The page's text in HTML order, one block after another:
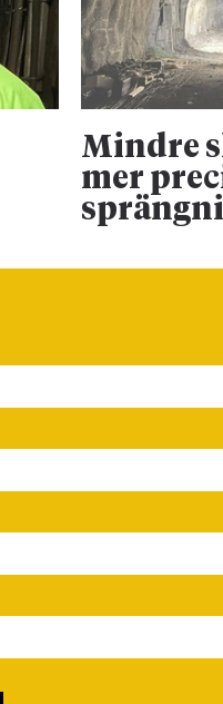
Mindre
mer